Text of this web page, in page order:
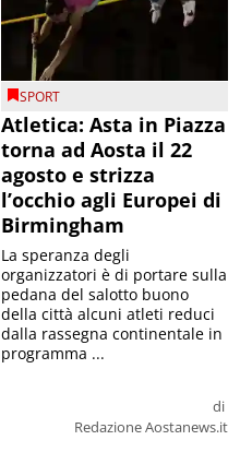
SPORT
Atletica: Asta in Piazza
torna ad Aosta il 22
agosto e strizza
l’occhio agli Europei di
Birmingham
di
Redazione Aostanews.it
La speranza degli
organizzatori è di portare sulla
pedana del salotto buono
della città alcuni atleti reduci
dalla rassegna continentale in
programma ...